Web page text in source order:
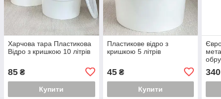
Харчова тара Пластикова
Відро з кришкою 10 літрів
85 ₴
Купити
Пластикове відро з
кришкою 5 літрів
45₴
Купити
340